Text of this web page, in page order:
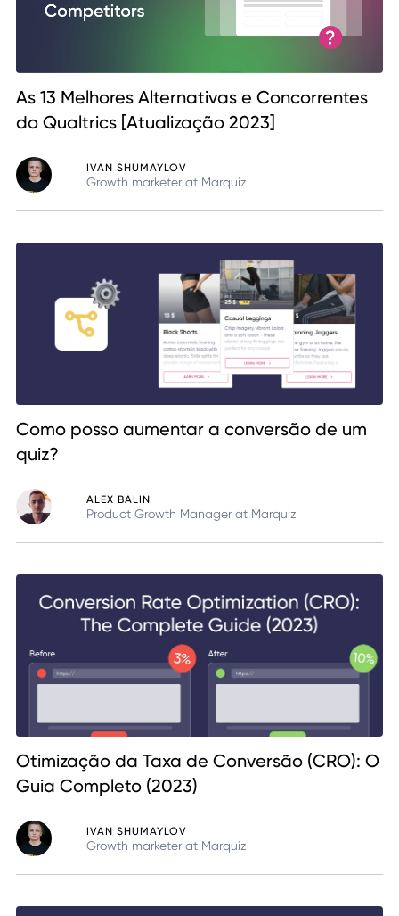
As 13 Melhores Alternativas e Concorrentes
do Qualtrics [Atualização 2023]
IVAN SHUMAYLOV
Growth marketer at Marquiz
Como posso aumentar a conversão de um
quiz?
ALEX BALIN
Product Growth Manager at Marquiz
Otimização da Taxa de Conversão (CRO): O
Guia Completo (2023)
IVAN SHUMAYLOV
Growth marketer at Marquiz